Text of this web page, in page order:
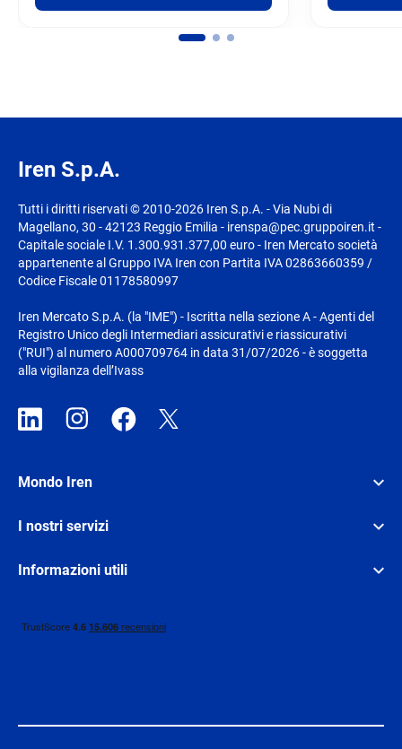
Iren S.p.A.
Tutti i diritti riservati © 2010-2026 Iren S.p.A. - Via Nubi di
Magellano, 30 - 42123 Reggio Emilia - irenspa@pec.gruppoiren.it -
Capitale sociale I.V. 1.300.931.377,00 euro - Iren Mercato società
appartenente al Gruppo IVA Iren con Partita IVA 02863660359 /
Codice Fiscale 01178580997
Iren Mercato S.p.A. (la "IME") - Iscritta nella sezione A - Agenti del
Registro Unico degli Intermediari assicurativi e riassicurativi
("RUI") al numero A000709764 in data 31/07/2026 - è soggetta
alla vigilanza dell’Ivass
Mondo Iren
I nostri servizi
Informazioni utili